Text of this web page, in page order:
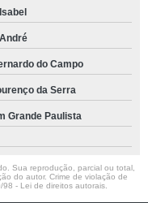
do Campo
da Serra
Grande Paulista
Sua reprodução, parcial ou total,
do autor. Crime de violação de
98 - Lei de direitos autorais